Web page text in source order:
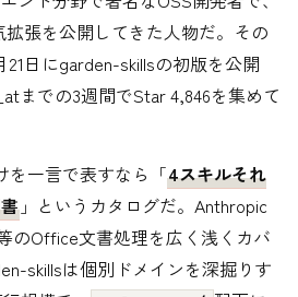
張を公開してきた人物だ。その
21日にgarden-skillsの初版を公開
までの3週間でStar 4,846を集めて
を一言で表すなら「4スキルそれ
」というカタログだ。Anthropic
のOffice文書処理を広く浅くカバ
skillsは個別ドメインを深掘りす